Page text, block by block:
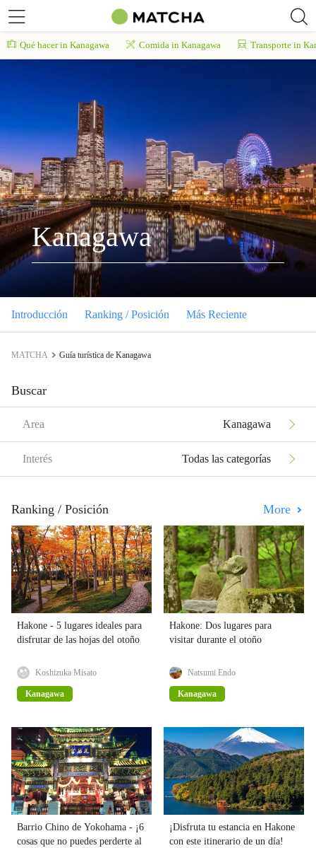
Qué hacer in Kanagawa Comida in Kanagawa Transporte in
Kanagawa
Introducción Ranking / Posición Más Reciente
MATCHA Guía turística de Kanagawa
Buscar
Area Kanagawa
Interés Todas las categorías
Ranking / Posición More
Hakone - 5 lugares ideales para
disfrutar de las hojas del otoño
Koshizuka Misato
Kanagawa
Hakone: Dos lugares para
visitar durante el otoño
Natsumi Endo
Kanagawa
Barrio Chino de Yokohama - ¡6
cosas que no puedes perderte al
¡Disfruta tu estancia en Hakone
con este itinerario de un día!